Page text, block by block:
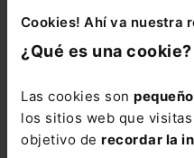
Cookies! Ahí va nuestra
¿Qué es una cookie?
Las cookies son
los sitios web que
objetivo de recordar la
RIESGOS CORPORATIVOS
SUBORDINACIÓN DE